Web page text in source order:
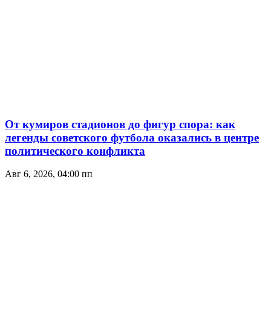
От кумиров стадионов до фигур спора: как
легенды советского футбола оказались в центре
политического конфликта
Авг 6, 2026, 04:00 пп